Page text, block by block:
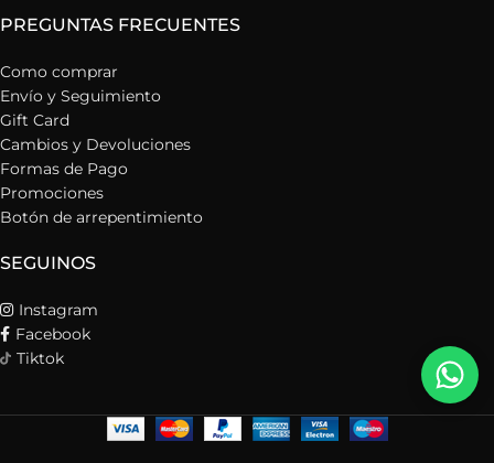
PREGUNTAS FRECUENTES
Como comprar
Envío y Seguimiento
Gift Card
Cambios y Devoluciones
Formas de Pago
Promociones
Botón de arrepentimiento
SEGUINOS
Instagram
Facebook
Tiktok